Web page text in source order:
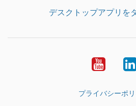
デスクトップアプリを
プライバシーポ